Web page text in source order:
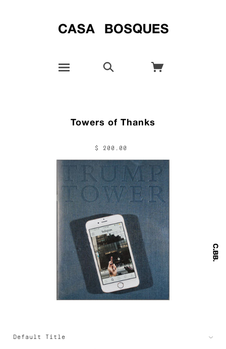
Towers of Thanks
$ 200.00